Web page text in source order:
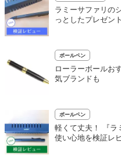
ラミーサファリの
っとしたプレゼン
ボールペン
ローラーボールお
気ブランドも
ボールペン
軽くて丈夫！ 『ラ
使い心地を検証レ